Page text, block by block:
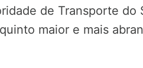
de Transporte do
maior e mais